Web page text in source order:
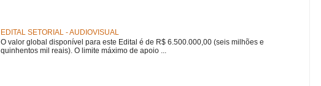
EDITAL SETORIAL - AUDIOVISUAL
O valor global disponível para este Edital é de R$ 6.500.000,00 (seis milhões e
quinhentos mil reais). O limite máximo de apoio ...